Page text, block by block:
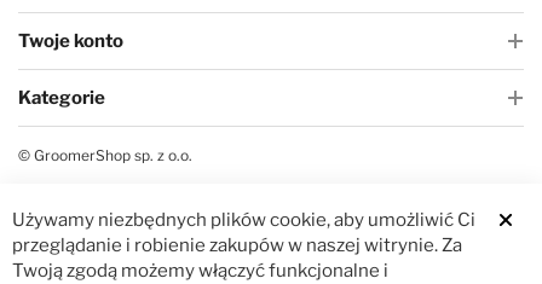
Twoje konto
Kategorie
© GroomerShop sp. z o.o.
Używamy niezbędnych plików cookie, aby umożliwić Ci
przeglądanie i robienie zakupów w naszej witrynie. Za
Twoją zgodą możemy włączyć funkcjonalne i